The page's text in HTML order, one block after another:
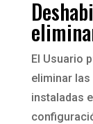
El Usuario
eliminar
instaladas